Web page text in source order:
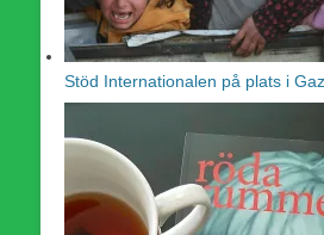
Stöd Internationalen på plats i